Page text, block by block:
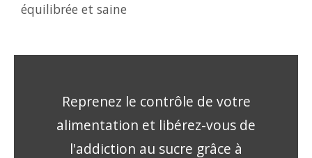
équilibrée et saine
Reprenez le contrôle de votre
alimentation et libérez-vous de
l'addiction au sucre grâce à